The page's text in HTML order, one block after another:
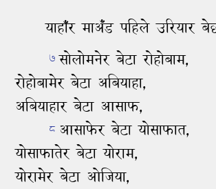
याहाँर माअँड पहिले उरियार
७ सोलोमनेर बेटा रोहोबाम,
रोहोबामेर बेटा अबियाहा,
अबियाहार बेटा आसाफ,
८ आसाफेर बेटा योसाफात,
योसाफातेर बेटा योराम,
योरामेर बेटा ओजिया,